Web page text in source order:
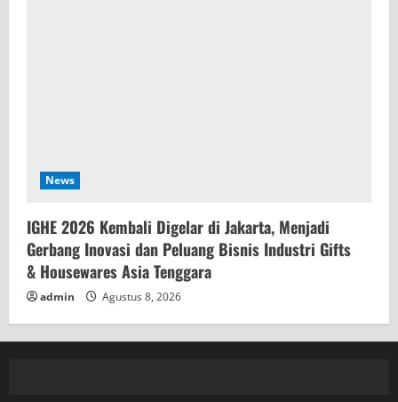
News
IGHE 2026 Kembali Digelar di Jakarta, Menjadi
Gerbang Inovasi dan Peluang Bisnis Industri Gifts
& Housewares Asia Tenggara
admin Agustus 8, 2026